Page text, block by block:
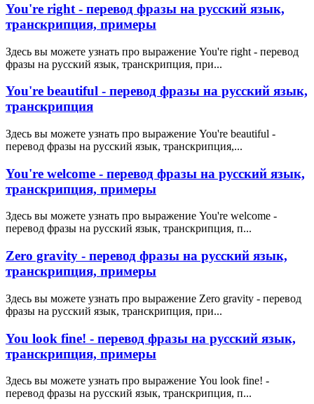
You're right - перевод фразы на русский язык,
транскрипция, примеры
Здесь вы можете узнать про выражение You're right - перевод
фразы на русский язык, транскрипция, при...
You're beautiful - перевод фразы на русский язык,
транскрипция
Здесь вы можете узнать про выражение You're beautiful -
перевод фразы на русский язык, транскрипция,...
You're welcome - перевод фразы на русский язык,
транскрипция, примеры
Здесь вы можете узнать про выражение You're welcome -
перевод фразы на русский язык, транскрипция, п...
Zero gravity - перевод фразы на русский язык,
транскрипция, примеры
Здесь вы можете узнать про выражение Zero gravity - перевод
фразы на русский язык, транскрипция, при...
You look fine! - перевод фразы на русский язык,
транскрипция, примеры
Здесь вы можете узнать про выражение You look fine! -
перевод фразы на русский язык, транскрипция, п...